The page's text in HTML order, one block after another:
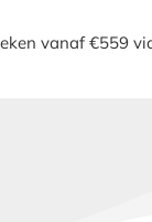
vanaf €559